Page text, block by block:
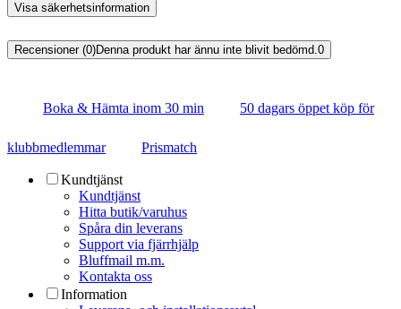
Visa säkerhetsinformation
Recensioner (0)Denna produkt har ännu inte blivit bedömd.0
Boka & Hämta inom 30 min 50 dagars öppet köp för
klubbmedlemmar Prismatch
Kundtjänst
Kundtjänst
Hitta butik/varuhus
Spåra din leverans
Support via fjärrhjälp
Bluffmail m.m.
Kontakta oss
Information